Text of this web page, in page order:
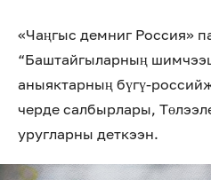
«Чаңгыс демниг Россия»
“Баштайгыларның
аныяктарның бүгү-
черде салбырлары,
уругларны деткээн.